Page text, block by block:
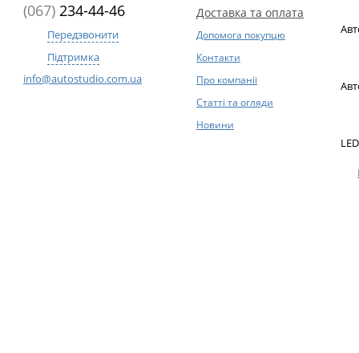
(067) 234-44-46
Передзвонити
Підтримка
info@autostudio.com.ua
Доставка та оплата
Допомога покупцю
Контакти
Про компанії
Статті та огляди
Новини